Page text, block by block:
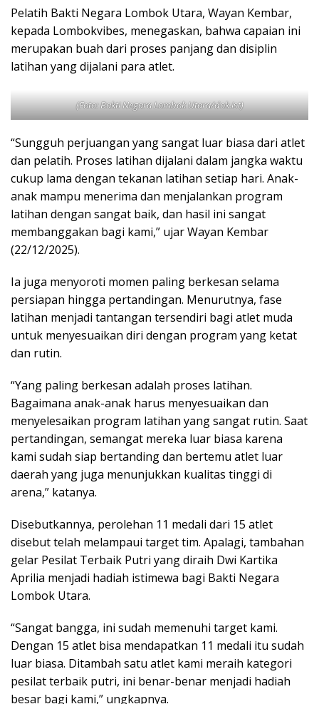
Pelatih Bakti Negara Lombok Utara, Wayan Kembar,
kepada Lombokvibes, menegaskan, bahwa capaian ini
merupakan buah dari proses panjang dan disiplin
latihan yang dijalani para atlet.
(Foto: Bakti Negara Lombok Utara/dok.ist)
“Sungguh perjuangan yang sangat luar biasa dari atlet
dan pelatih. Proses latihan dijalani dalam jangka waktu
cukup lama dengan tekanan latihan setiap hari. Anak-
anak mampu menerima dan menjalankan program
latihan dengan sangat baik, dan hasil ini sangat
membanggakan bagi kami,” ujar Wayan Kembar
(22/12/2025).
Ia juga menyoroti momen paling berkesan selama
persiapan hingga pertandingan. Menurutnya, fase
latihan menjadi tantangan tersendiri bagi atlet muda
untuk menyesuaikan diri dengan program yang ketat
dan rutin.
“Yang paling berkesan adalah proses latihan.
Bagaimana anak-anak harus menyesuaikan dan
menyelesaikan program latihan yang sangat rutin. Saat
pertandingan, semangat mereka luar biasa karena
kami sudah siap bertanding dan bertemu atlet luar
daerah yang juga menunjukkan kualitas tinggi di
arena,” katanya.
Disebutkannya, perolehan 11 medali dari 15 atlet
disebut telah melampaui target tim. Apalagi, tambahan
gelar Pesilat Terbaik Putri yang diraih Dwi Kartika
Aprilia menjadi hadiah istimewa bagi Bakti Negara
Lombok Utara.
“Sangat bangga, ini sudah memenuhi target kami.
Dengan 15 atlet bisa mendapatkan 11 medali itu sudah
luar biasa. Ditambah satu atlet kami meraih kategori
pesilat terbaik putri, ini benar-benar menjadi hadiah
besar bagi kami,” ungkapnya.